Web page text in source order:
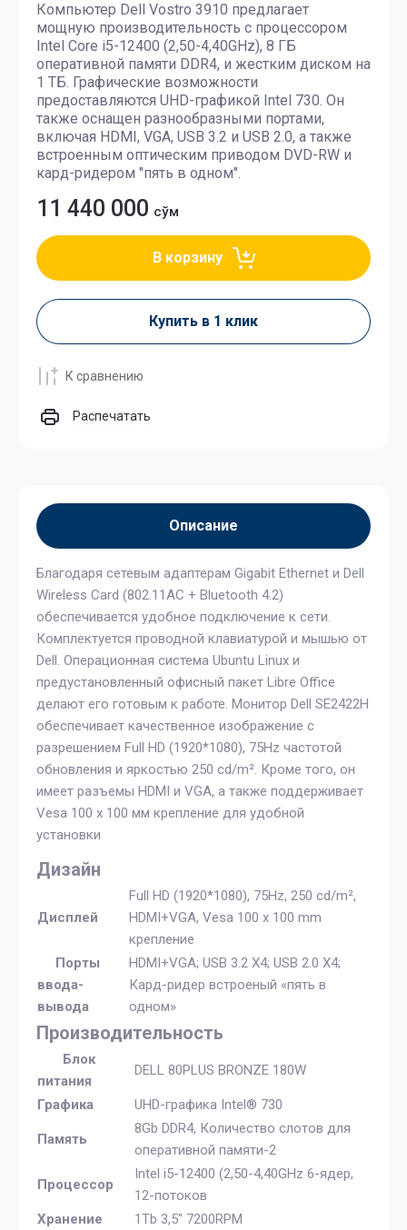
Компьютер Dell Vostro 3910 предлагает
мощную производительность с процессором
Intel Core i5-12400 (2,50-4,40GHz), 8 ГБ
оперативной памяти DDR4, и жестким диском на
1 ТБ. Графические возможности
предоставляются UHD-графикой Intel 730. Он
также оснащен разнообразными портами,
включая HDMI, VGA, USB 3.2 и USB 2.0, а также
встроенным оптическим приводом DVD-RW и
кард-ридером "пять в одном".
11 440 000 сўм
В корзину
Купить в 1 клик
К сравнению
Распечатать
Описание
Благодаря сетевым адаптерам Gigabit Ethernet и Dell
Wireless Card (802.11AC + Bluetooth 4.2)
обеспечивается удобное подключение к сети.
Комплектуется проводной клавиатурой и мышью от
Dell. Операционная система Ubuntu Linux и
предустановленный офисный пакет Libre Office
делают его готовым к работе. Монитор Dell SE2422H
обеспечивает качественное изображение с
разрешением Full HD (1920*1080), 75Hz частотой
обновления и яркостью 250 cd/m². Кроме того, он
имеет разъемы HDMI и VGA, а также поддерживает
Vesa 100 x 100 мм крепление для удобной
установки
Дизайн
Дисплей
Full HD (1920*1080), 75Hz, 250 cd/m²,
HDMI+VGA, Vesa 100 x 100 mm
крепление
Порты
ввода-
вывода
HDMI+VGA; USB 3.2 X4; USB 2.0 X4;
Кард-ридер встроеный «пять в
одном»
Производительность
Блок
питания
DELL 80PLUS BRONZE 180W
Графика UHD-графика Intel® 730
Память
8Gb DDR4, Количество слотов для
оперативной памяти-2
Процессор
Intel i5-12400 (2,50-4,40GHz 6-ядер,
12-потоков
Хранение
1Tb 3,5" 7200RPM